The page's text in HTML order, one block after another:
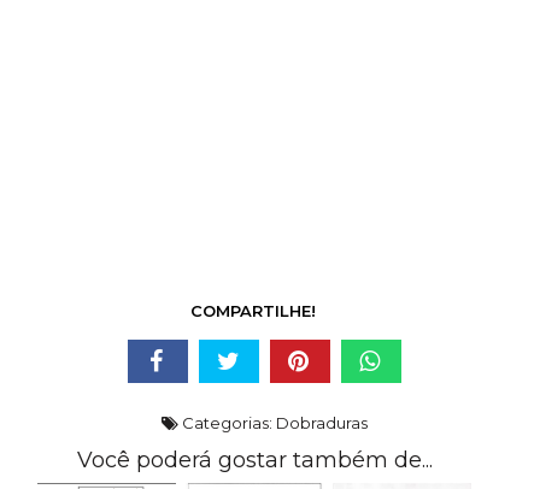
COMPARTILHE!
Categorias: Dobraduras
Você poderá gostar também de...